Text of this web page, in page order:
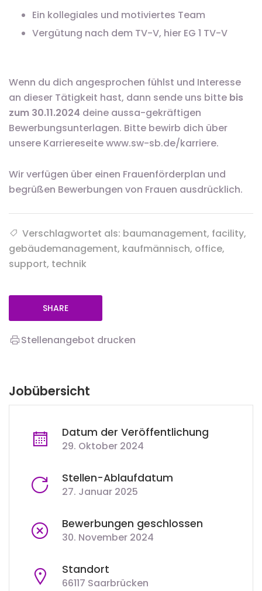
Ein kollegiales und motiviertes Team
Vergütung nach dem TV-V, hier EG 1 TV-V
Wenn du dich angesprochen fühlst und Interesse
an dieser Tätigkeit hast, dann sende uns bitte bis
zum 30.11.2024 deine aussa-gekräftigen
Bewerbungsunterlagen. Bitte bewirb dich über
unsere Karriereseite www.sw-sb.de/karriere.
Wir verfügen über einen Frauenförderplan und
begrüßen Bewerbungen von Frauen ausdrücklich.
Verschlagwortet als: baumanagement, facility,
gebäudemanagement, kaufmännisch, office,
support, technik
SHARE
Stellenangebot drucken
Jobübersicht
Datum der Veröffentlichung
29. Oktober 2024
Stellen-Ablaufdatum
27. Januar 2025
Bewerbungen geschlossen
30. November 2024
Standort
66117 Saarbrücken